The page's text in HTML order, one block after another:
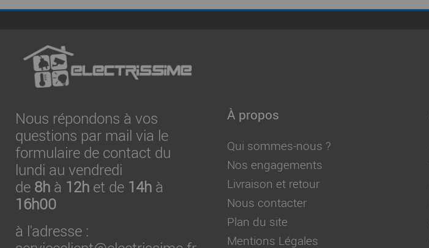
Nous répondons à vos
questions par mail via le
formulaire de contact du
lundi au vendredi
de 8h à 12h et de 14h à
16h00
à l'adresse :
À propos
Qui sommes-nous ?
Nos engagements
Livraison et retour
Nous contacter
Plan du site
Mentions Légales